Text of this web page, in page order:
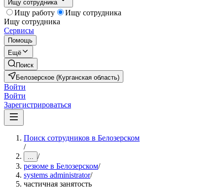
Ищу сотрудника
Ищу работу
Ищу сотрудника
Ищу сотрудника
Сервисы
Помощь
Ещё
Поиск
Белозерское (Курганская область)
Войти
Войти
Зарегистрироваться
Поиск сотрудников в Белозерском
/
... /
резюме в Белозерском/
systems administrator/
частичная занятость